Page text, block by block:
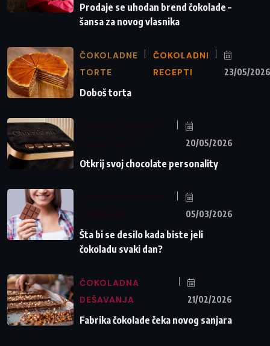
Prodaje se uhodan brend čokolade –
šansa za novog vlasnika
ČOKOLADNE
TORTE
ČOKOLADNI
RECEPTI
23/05/2026
Doboš torta
20/05/2026
Otkrij svoj chocolate personality
05/03/2026
Šta bi se desilo kada biste jeli
čokoladu svaki dan?
ČOKOLADNA
DEŠAVANJA
21/02/2026
Fabrika čokolade čeka novog sanjara